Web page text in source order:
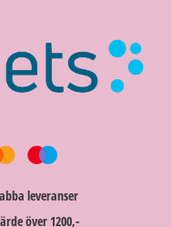
leveranser
över 1200,-